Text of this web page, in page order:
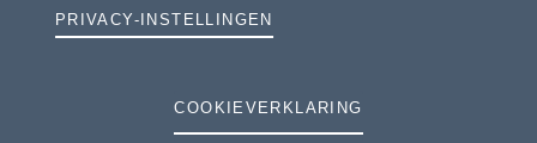
PRIVACY-INSTELLINGEN
COOKIEVERKLARING